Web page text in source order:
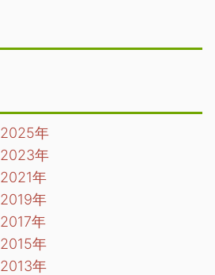
2025年
2023年
2021年
2019年
2017年
2015年
2013年